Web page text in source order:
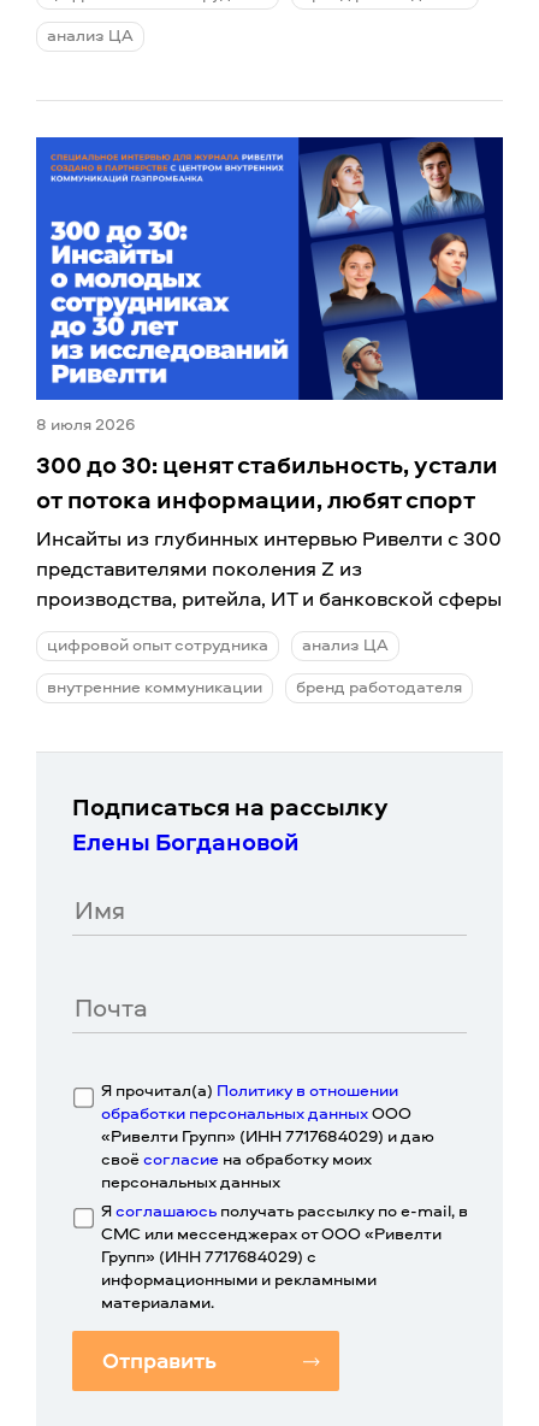
анализ ЦА
8 июля 2026
300 до 30: ценят стабильность, устали
от потока информации, любят спорт
Инсайты из глубинных интервью Ривелти с 300
представителями поколения Z из
производства, ритейла, ИТ и банковской сферы
цифровой опыт сотрудника
анализ ЦА
внутренние коммуникации
бренд работодателя
Подписаться на рассылку
Елены Богдановой
Я прочитал(а) Политику в отношении
обработки персональных данныхООО
«Ривелти Групп» (ИНН 7717684029) и даю
своёсогласие на обработку моих
персональных данных
Ясоглашаюсь получать рассылку по e-mail, в
СМС или мессенджерах от ООО «Ривелти
Групп» (ИНН 7717684029) с
информационными и рекламными
материалами.
Отправить